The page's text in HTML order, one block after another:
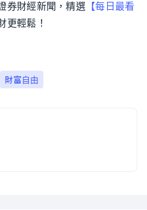
券財經新聞，精選 【每日最看
更輕鬆！
財富自由